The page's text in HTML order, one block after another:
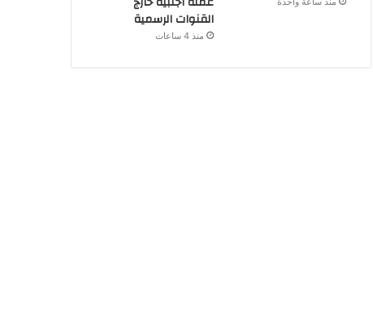
القنوات الرسمية
منذ 4 ساعات